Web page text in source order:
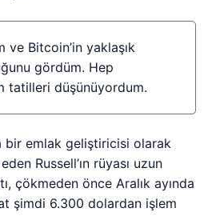
ve Bitcoin’in yaklaşık
gördüm. Hep
tatilleri düşünüyordum.
bir emlak geliştiricisi olarak
Russell’ın rüyası uzun
çökmeden önce Aralık ayında
şimdi 6.300 dolardan işlem